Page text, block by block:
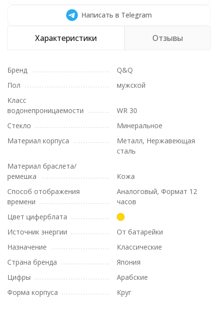
Написать в Telegram
Характеристики Отзывы
Бренд
Q&Q
Пол
мужской
Класс
водонепроницаемости
WR 30
Стекло
Минеральное
Материал корпуса
Металл, Нержавеющая
сталь
Материал браслета/
ремешка
Кожа
Способ отображения
времени
Аналоговый, Формат 12
часов
Цвет циферблата
Источник энергии
От батарейки
Назначение
Классические
Страна бренда
Япония
Цифры
Арабские
Форма корпуса
Круг